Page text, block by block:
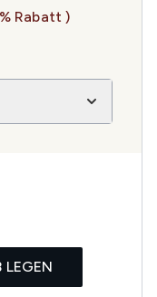
Rabatt )
LEGEN